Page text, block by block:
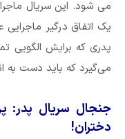
می شود. این سریال
یک اتفاق درگیر
پدری که برایش الگویی
می‌گیرد که باید دست به
جنجال سریال پدر:
دختران!